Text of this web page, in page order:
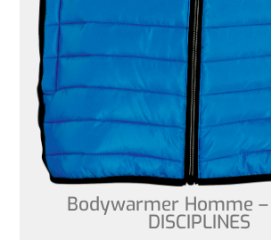
Bodywarmer Homme –
DISCIPLINES